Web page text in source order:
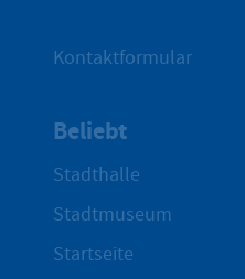
Kontaktformular
Beliebt
Stadthalle
Stadtmuseum
Startseite